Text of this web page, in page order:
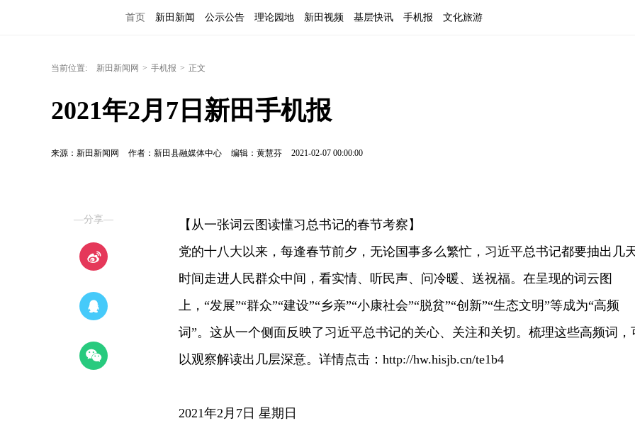
首页 新田新闻 公示公告 理论园地 新田视频 基层快讯 手机报 文化旅游
当前位置: 新田新闻网 > 手机报 > 正文
2021年2月7日新田手机报
来源：新田新闻网 作者：新田县融媒体中心 编辑：黄慧芬 2021-02-07 00:00:00
—分享—
【从一张词云图读懂习总书记的春节考察】
党的十八大以来，每逢春节前夕，无论国事多么繁忙，习近平总书记都要抽出几
时间走进人民群众中间，看实情、听民声、问冷暖、送祝福。在呈现的词云图
上，“发展”“群众”“建设”“乡亲”“小康社会”“脱贫”“创新”“生态文明”等成为“高频
词”。这从一个侧面反映了习近平总书记的关心、关注和关切。梳理这些高频词，
以观察解读出几层深意。详情点击：http://hw.hisjb.cn/te1b4
2021年2月7日 星期日